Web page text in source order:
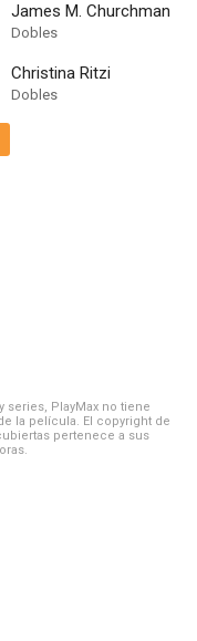
James M. Churchman
Dobles
Christina Ritzi
Dobles
PlayMax no tiene
la película. El copyright de
pertenece a sus